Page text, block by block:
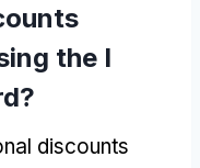
the I
?
discounts